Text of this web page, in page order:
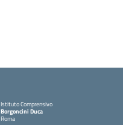
Istituto Comprensivo
Borgoncini Duca
Roma